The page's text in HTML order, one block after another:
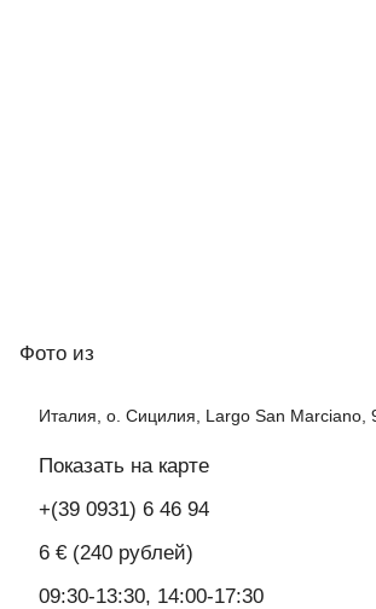
Фото из
Италия, о. Сицилия, Largo San Marciano,
Показать на карте
+(39 0931) 6 46 94
6 € (240 рублей)
09:30-13:30, 14:00-17:30